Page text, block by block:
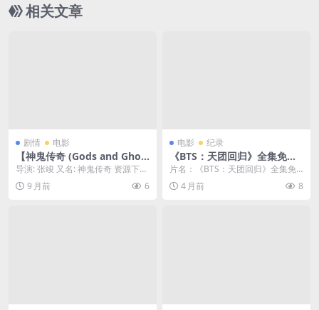
相关文章
剧情 电影
【神鬼传奇 (Gods and Ghos
ts) – 2024 – 纪录片 – 夸克网
盘免费下载】🙏B站UP主食贫
道深度探访泰国，揭露贫富差
导演: 张竣 又名: 神鬼传奇 资源下
载：南洋大宝荐：泰国篇阿里云盘,
百度云盘,...
9 月前 6
电影 纪录
《BTS：天团回归》全集免费-
韩国-纪录片/音乐-2026-中字-
限时转存[夸克网盘]
片名：《BTS：天团回归》全集免
费-韩国-纪录片/音乐-2026-中字-限
时转存...
4 月前 8